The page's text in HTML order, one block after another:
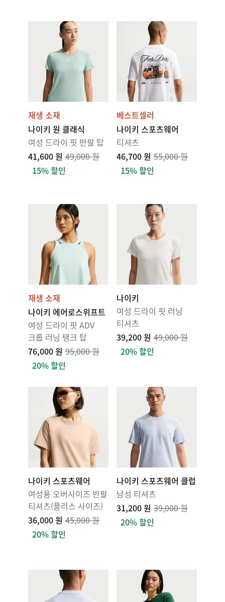
재생 소재
나이키 원 클래식
여성 드라이 핏 반팔 탑
41,600 원 49,000 원
15% 할인
베스트셀러
나이키 스포츠웨어
티셔츠
46,700 원 55,000 원
15% 할인
재생 소재
나이키 에어로스위프트
여성 드라이 핏 ADV
크롭 러닝 탱크 탑
76,000 원 95,000 원
20% 할인
나이키
여성 드라이 핏 러닝
티셔츠
39,200 원 49,000 원
20% 할인
나이키 스포츠웨어
여성용 오버사이즈 반팔
티셔츠(플러스 사이즈)
36,000 원 45,000 원
20% 할인
나이키 스포츠웨어 클럽
남성 티셔츠
31,200 원 39,000 원
20% 할인